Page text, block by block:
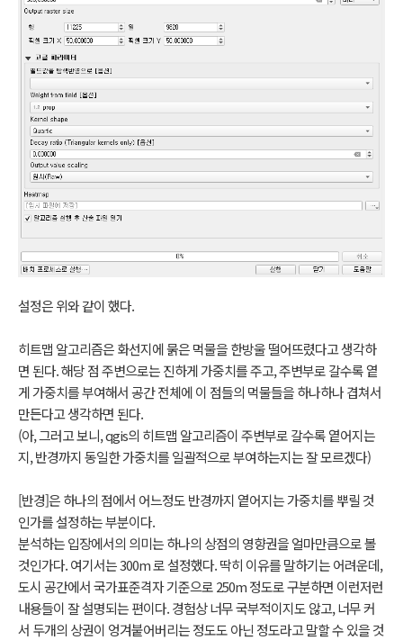
설정은 위와 같이 했다.
히트맵 알고리즘은 화선지에 묽은 먹물을 한방울 떨어뜨렸다고 생각하
면 된다. 해당 점 주변으로는 진하게 가중치를 주고, 주변부로 갈수록 옅
게 가중치를 부여해서 공간 전체에 이 점들의 먹물들을 하나하나 겹쳐서
만든다고 생각하면 된다.
(아, 그러고 보니, qgis의 히트맵 알고리즘이 주변부로 갈수록 옅어지는
지, 반경까지 동일한 가중치를 일괄적으로 부여하는지는 잘 모르겠다)
[반경]은 하나의 점에서 어느정도 반경까지 옅어지는 가중치를 뿌릴 것
인가를 설정하는 부분이다.
분석하는 입장에서의 의미는 하나의 상점의 영향권을 얼마만큼으로 볼
것인가다. 여기서는 300m 로 설정했다. 딱히 이유를 말하기는 어려운데,
도시 공간에서 국가표준격자 기준으로 250m 정도로 구분하면 이런저런
내용들이 잘 설명되는 편이다. 경험상 너무 국부적이지도 않고, 너무 커
서 두개의 상권이 엉겨붙어버리는 정도도 아닌 정도라고 말할 수 있을 것